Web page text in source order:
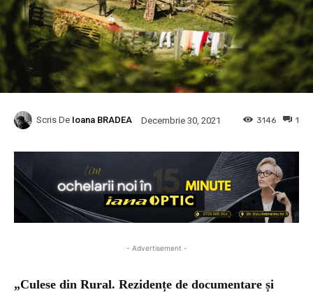
Scris De Ioana BRADEA Decembrie 30, 2021 1
3146
- Advertisement -
„Culese din Rural. Rezidențe de documentare și